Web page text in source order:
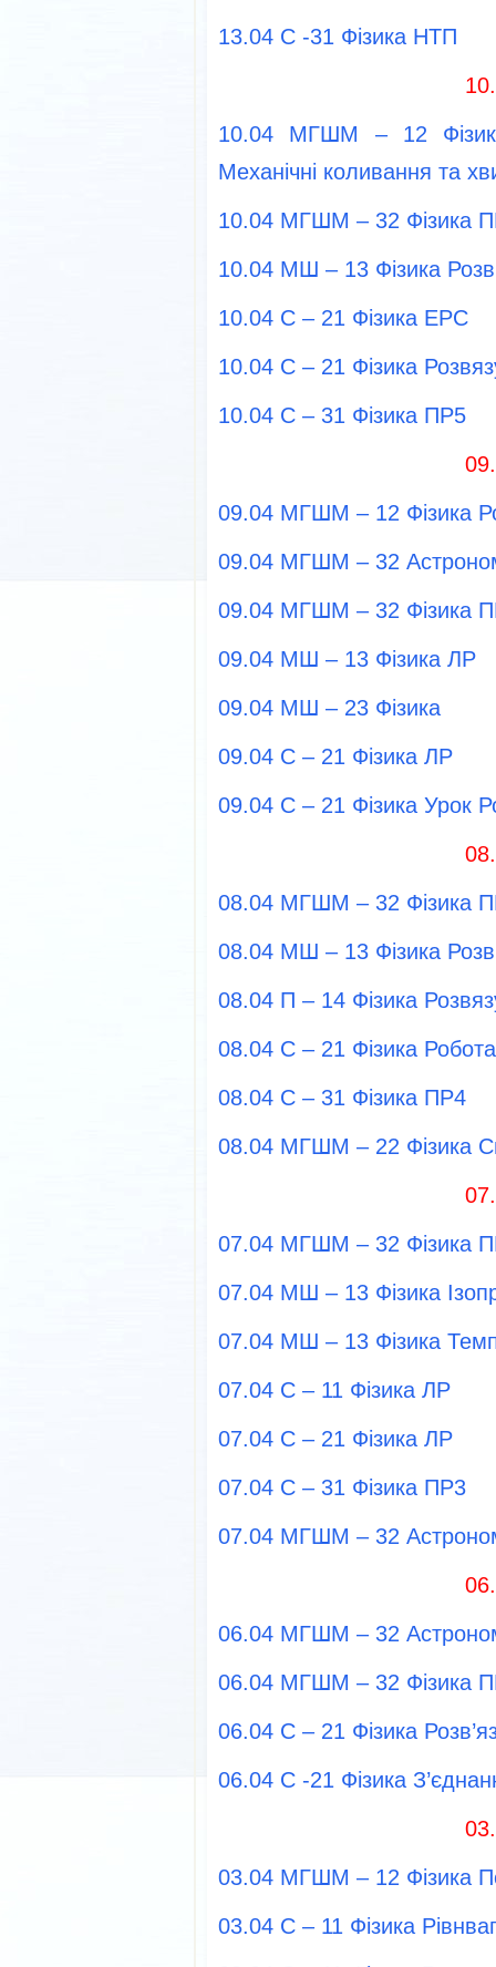
13.04 С -31 Фізика НТП
10.04 МГШМ – 12
Механічні коливання та
10.04 МГШМ – 32 Фізика
10.04 МШ – 13 Фізика
10.04 С – 21 Фізика ЕРС
10.04 С – 21 Фізика
10.04 С – 31 Фізика ПР5
09.04 МГШМ – 12 Фізика
09.04 МГШМ – 32
09.04 МГШМ – 32 Фізика
09.04 МШ – 13 Фізика ЛР
09.04 МШ – 23 Фізика
09.04 С – 21 Фізика ЛР
09.04 С – 21 Фізика Урок
08.04 МГШМ – 32 Фізика
08.04 МШ – 13 Фізика
08.04 П – 14 Фізика
08.04 С – 21 Фізика Робота
08.04 С – 31 Фізика ПР4
08.04 МГШМ – 22 Фізика
07.04 МГШМ – 32 Фізика
07.04 МШ – 13 Фізика
07.04 МШ – 13 Фізика
07.04 С – 11 Фізика ЛР
07.04 С – 21 Фізика ЛР
07.04 С – 31 Фізика ПР3
07.04 МГШМ – 32
06.04 МГШМ – 32
06.04 МГШМ – 32 Фізика
06.04 С – 21 Фізика
06.04 С -21 Фізика
03.04 МГШМ – 12 Фізика
03.04 С – 11 Фізика